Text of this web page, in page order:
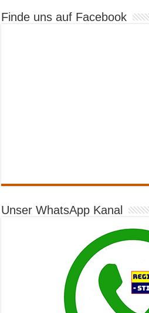
Finde uns auf Facebook
Unser WhatsApp Kanal